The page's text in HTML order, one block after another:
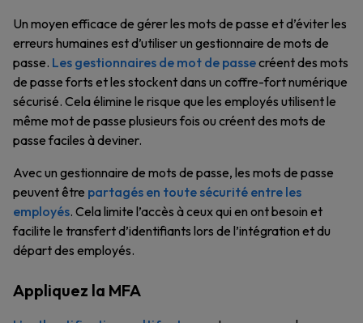
Un moyen efficace de gérer les mots de passe et d’éviter les
erreurs humaines est d’utiliser un gestionnaire de mots de
passe. Les gestionnaires de mot de passecréent des mots
de passe forts et les stockent dans un coffre-fort numérique
sécurisé. Cela élimine le risque que les employés utilisent le
même mot de passe plusieurs fois ou créent des mots de
passe faciles à deviner.
Avec un gestionnaire de mots de passe, les mots de passe
peuvent être partagés en toute sécurité entre les
employés. Cela limite l’accès à ceux qui en ont besoin et
facilite le transfert d’identifiants lors de l’intégration et du
départ des employés.
Appliquez la MFA